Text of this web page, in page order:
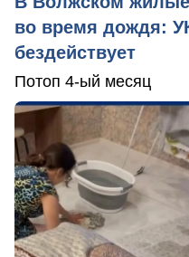
во время дождя:
бездействует
Потоп 4-ый месяц